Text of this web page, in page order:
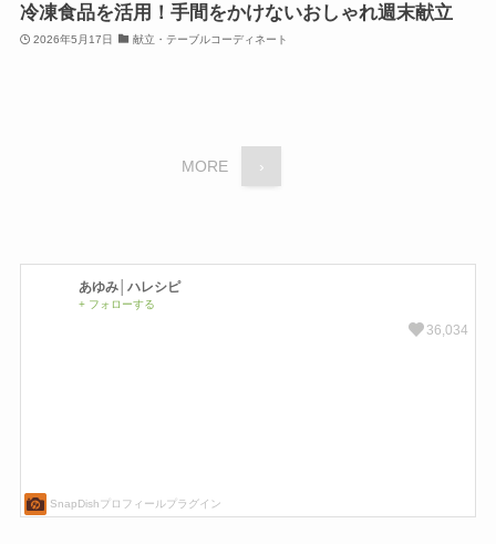
冷凍食品を活用！手間をかけないおしゃれ週末献立
2026年5月17日 献立・テーブルコーディネート
MORE ›